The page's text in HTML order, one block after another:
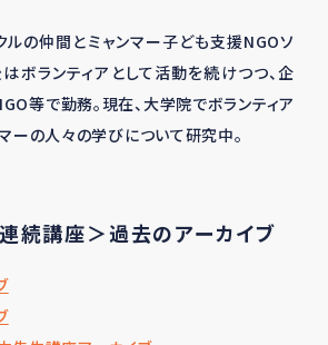
ルの仲間とミャンマー子ども支援NGOソ
ボランティアとして活動を続けつつ、企
等で勤務。現在、大学院でボランティア
ーの人々の学びについて研究中。
続講座＞過去のアーカイブ